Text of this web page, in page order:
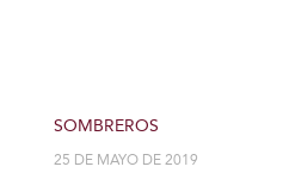
25 DE MAYO DE 2019
SOMBREROS